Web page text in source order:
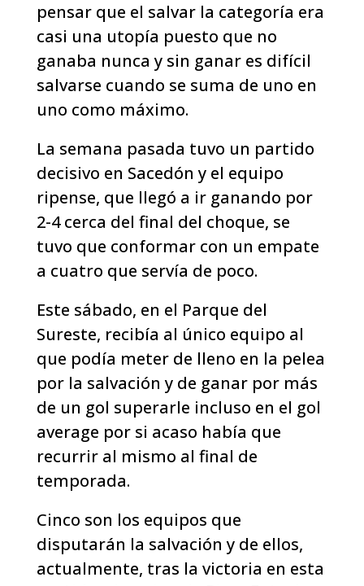
pensar que el salvar la categoría era
casi una utopía puesto que no
ganaba nunca y sin ganar es difícil
salvarse cuando se suma de uno en
uno como máximo.
La semana pasada tuvo un partido
decisivo en Sacedón y el equipo
ripense, que llegó a ir ganando por
2-4 cerca del final del choque, se
tuvo que conformar con un empate
a cuatro que servía de poco.
Este sábado, en el Parque del
Sureste, recibía al único equipo al
que podía meter de lleno en la pelea
por la salvación y de ganar por más
de un gol superarle incluso en el gol
average por si acaso había que
recurrir al mismo al final de
temporada.
Cinco son los equipos que
disputarán la salvación y de ellos,
actualmente, tras la victoria en esta